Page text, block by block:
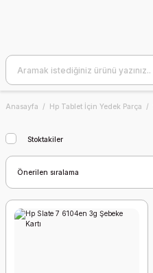
Anasayfa Hp Tablet İçin Yedek Parça
Stoktakiler